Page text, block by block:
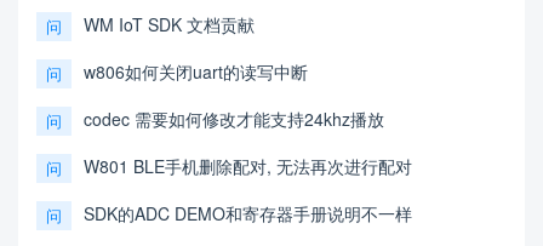
问 WM IoT SDK 文档贡献
问 w806如何关闭uart的读写中断
问 codec 需要如何修改才能支持24khz播放
问 W801 BLE手机删除配对, 无法再次进行配对
问 SDK的ADC DEMO和寄存器手册说明不一样